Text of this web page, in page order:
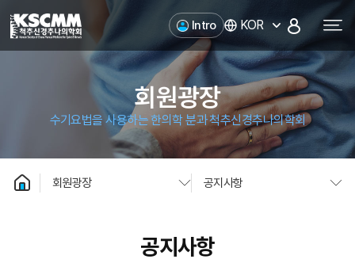
척추신경추나의학회
Intro KOR
회원광장
수기요법을 사용하는 한의학 분과 척추신경추나의학회
회원광장 공지사항
공지사항